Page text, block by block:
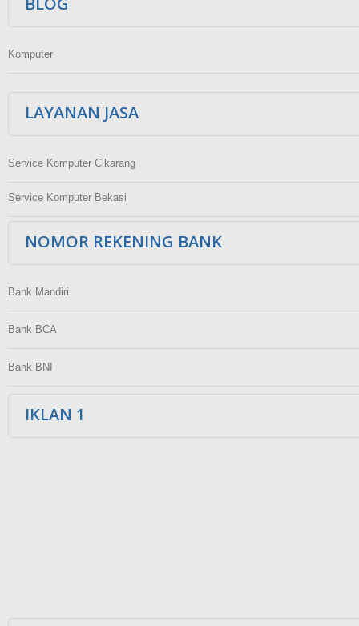
Komputer
LAYANAN JASA
Service Komputer Cikarang
Service Komputer Bekasi
NOMOR REKENING BANK
Bank Mandiri
Bank BCA
Bank BNI
IKLAN 1